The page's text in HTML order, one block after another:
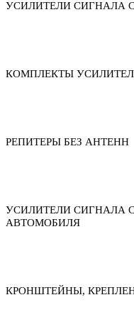
УСИЛИТЕЛИ СИГНАЛА
КОМПЛЕКТЫ
РЕПИТЕРЫ БЕЗ АНТЕНН
УСИЛИТЕЛИ СИГНАЛА
АВТОМОБИЛЯ
КРОНШТЕЙНЫ,